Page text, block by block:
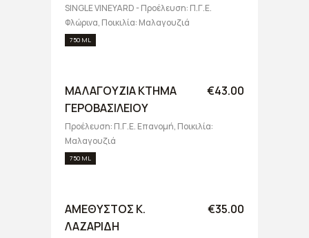
SINGLE VINEYARD - Προέλευση: Π.Γ.Ε.
Φλώρινα, Ποικιλία: Μαλαγουζιά
750 ML
ΜΑΛΑΓΟΥΖΙΑ ΚΤΗΜΑ
ΓΕΡΟΒΑΣΙΛΕΙΟΥ
€43.00
Προέλευση: Π.Γ.Ε. Επανομή, Ποικιλία:
Μαλαγουζιά
750 ML
ΑΜΕΘΥΣΤΟΣ Κ.
ΛΑΖΑΡΙΔΗ
€35.00